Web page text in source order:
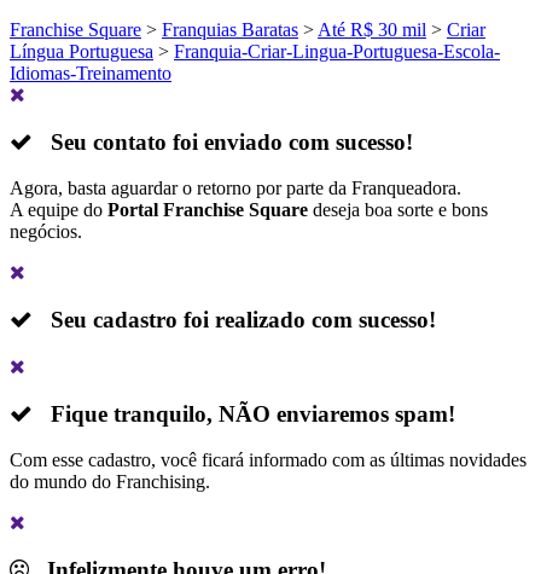
Franchise Square > Franquias Baratas > Até R$ 30 mil > Criar
Língua Portuguesa > Franquia-Criar-Lingua-Portuguesa-Escola-
Idiomas-Treinamento
Seu contato foi enviado com sucesso!
Agora, basta aguardar o retorno por parte da Franqueadora.
A equipe do Portal Franchise Square deseja boa sorte e bons
negócios.
Seu cadastro foi realizado com sucesso!
Fique tranquilo, NÃO enviaremos spam!
Com esse cadastro, você ficará informado com as últimas novidades
do mundo do Franchising.